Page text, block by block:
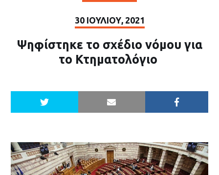
30 ΙΟΥΛΊΟΥ, 2021
Ψηφίστηκε το σχέδιο νόμου για
το Κτηματολόγιο